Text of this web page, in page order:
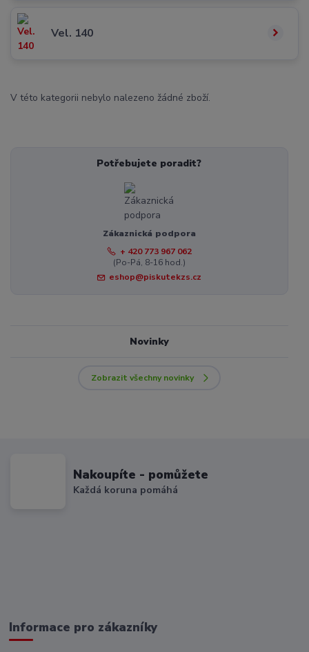
Vel. 140
V této kategorii nebylo nalezeno žádné zboží.
Potřebujete poradit?
Zákaznická podpora
+ 420 773 967 062
(Po-Pá, 8-16 hod.)
eshop@piskutekzs.cz
Novinky
Zobrazit všechny novinky
Nakoupíte - pomůžete
Každá koruna pomáhá
Informace pro zákazníky